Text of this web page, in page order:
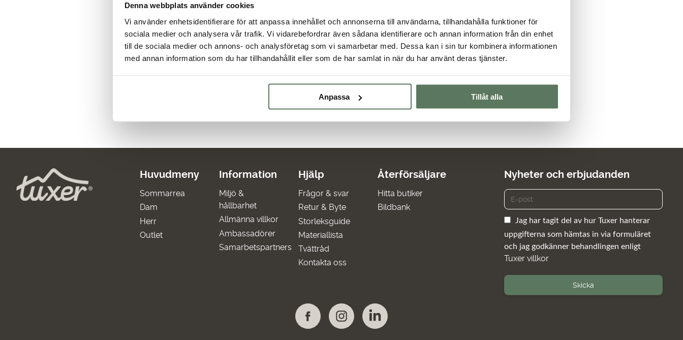
Denna webbplats använder cookies
Vi använder enhetsidentifierare för att anpassa innehållet och annonserna till användarna, tillhandahålla funktioner för
sociala medier och analysera vår trafik. Vi vidarebefordrar även sådana identifierare och annan information från din enhet
till de sociala medier och annons- och analysföretag som vi samarbetar med. Dessa kan i sin tur kombinera informationen
med annan information som du har tillhandahållit eller som de har samlat in när du har använt deras tjänster.
Anpassa Tillåt alla
Ohio Reco Cap
Ribbstickad mössa för både
dam,…
199.00kr
Det
149.00kr
Det
Huvudmeny
Sommarrea
Dam
Herr
Outlet
Information
Miljö &
hållbarhet
Allmänna villkor
Ambassadörer
Samarbetspartners
Hjälp
Frågor & svar
Retur & Byte
Storleksguide
Materiallista
Tvättråd
Kontakta oss
Återförsäljare
Hitta butiker
Bildbank
Nyheter och erbjudanden
Jag har tagit del av hur Tuxer hanterar
uppgifterna som hämtas in via formuläret
och jag godkänner behandlingen enligt
Tuxer villkor
Skicka